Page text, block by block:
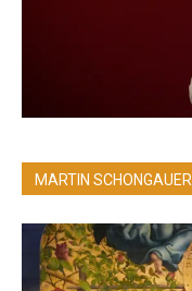
MARTIN SCHONGAUER